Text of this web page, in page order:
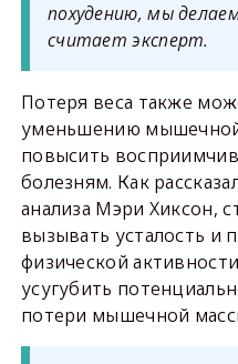
похудению, мы
считает эксперт.
Потеря веса также
уменьшению
повысить
болезням. Как
анализа Мэри Хиксон,
вызывать усталость и
физической
усугубить
потери мышечной